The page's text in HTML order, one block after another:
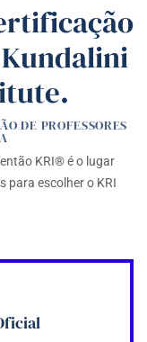
DE PROFESSORES
KRI® é o lugar
para escolher o KRI